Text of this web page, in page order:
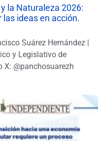
la Naturaleza 2026:
ideas en acción.
Suárez Hernández |
y Legislativo de
X: @panchosuarezh